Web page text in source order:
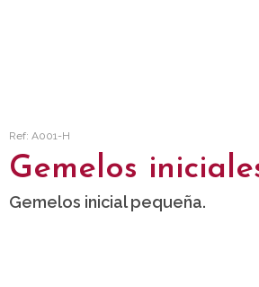
Ref: A001-H
Gemelos
Gemelos inicial pequeña.